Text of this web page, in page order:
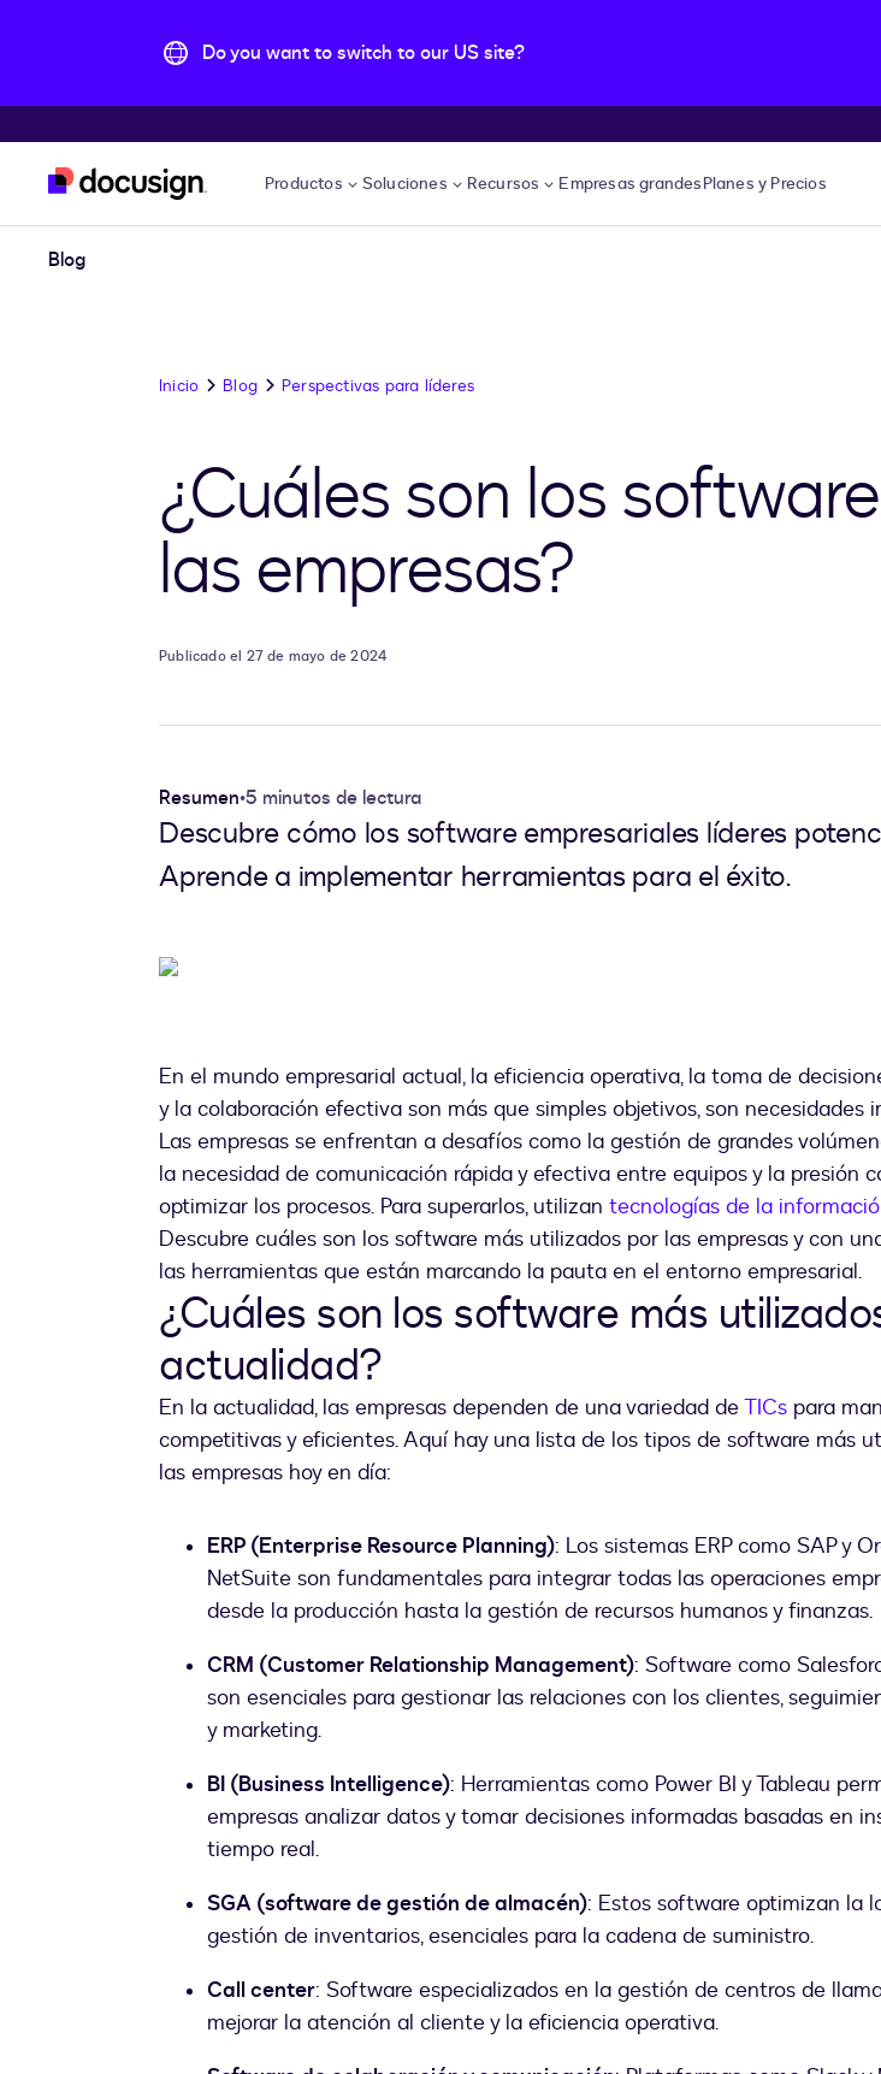
Do you want to switch to our US site?
Productos Soluciones Recursos Empresas grandesPlanes y Precios
Blog
Inicio Blog Perspectivas para líderes
¿Cuáles son los
las empresas?
Publicado el 27 de mayo de 2024
Resumen•5 minutos de lectura
Descubre cómo los software empresariales líderes
Aprende a implementar herramientas para el éxito.
En el mundo empresarial actual, la eficiencia operativa, la toma de
y la colaboración efectiva son más que simples objetivos, son necesidades
Las empresas se enfrentan a desafíos como la gestión de grandes
la necesidad de comunicación rápida y efectiva entre equipos y la presión
optimizar los procesos. Para superarlos, utilizan tecnologías de la
Descubre cuáles son los software más utilizados por las empresas y con
las herramientas que están marcando la pauta en el entorno empresarial.
¿Cuáles son los software más
actualidad?
En la actualidad, las empresas dependen de una variedad deTICs para
competitivas y eficientes. Aquí hay una lista de los tipos de software más
las empresas hoy en día:
ERP (Enterprise Resource Planning): Los sistemas ERP como SAP y
NetSuite son fundamentales para integrar todas las operaciones
desde la producción hasta la gestión de recursos humanos y finanzas.
CRM (Customer Relationship Management): Software como
son esenciales para gestionar las relaciones con los clientes,
y marketing.
BI (Business Intelligence): Herramientas como Power BI y Tableau
empresas analizar datos y tomar decisiones informadas basadas en
tiempo real.
SGA (software de gestión de almacén): Estos software optimizan la
gestión de inventarios, esenciales para la cadena de suministro.
Call center: Software especializados en la gestión de centros de
mejorar la atención al cliente y la eficiencia operativa.